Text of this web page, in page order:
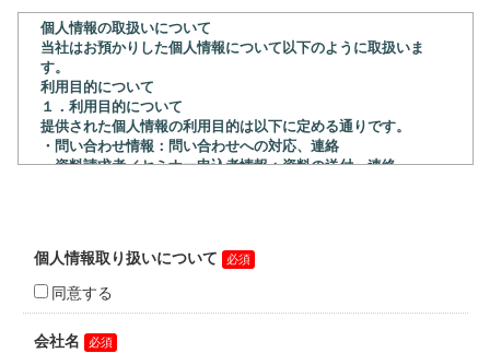
個人情報の取扱いについて
当社はお預かりした個人情報について以下のように取扱いま
す。
利用目的について
１．利用目的について
提供された個人情報の利用目的は以下に定める通りです。
・問い合わせ情報：問い合わせへの対応、連絡
・資料請求者／セミナー申込者情報：資料の送付、連絡
２．個人情報保護管理者について
当社の個人情報保護管理者は以下の通りです。
ユニテックシステム株式会社
住所：〒101-0032 東京都千代田区岩本町3-7-15 VORT秋葉原